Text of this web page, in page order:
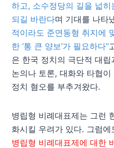
하고, 소수정당의 길을 넓
되길 바란다며 기대를 나타
적이라도 준연동형 취지에
한 ‘통 큰 양보’가 필요하다”
은 한국 정치의 극단적 대
논의나 토론, 대화와 타협
정치 혐오를 부추겨왔다.
병립형 비례대표제는 그런
화시킬 우려가 있다. 그럼에
병립형 비례대표제에 대한